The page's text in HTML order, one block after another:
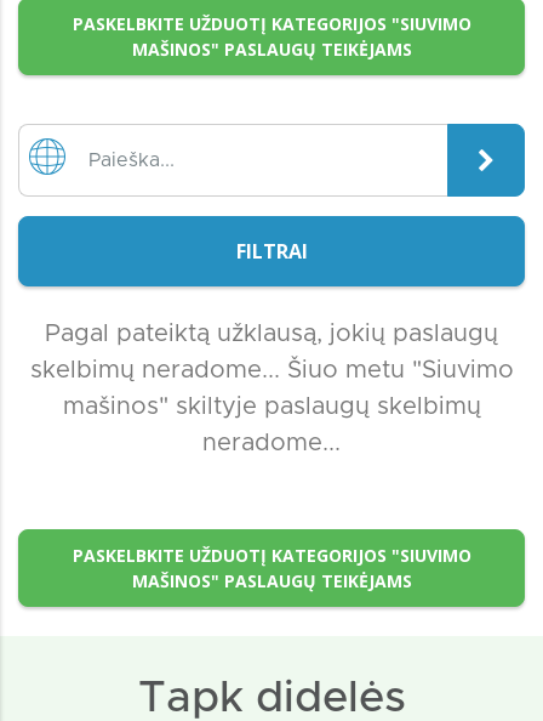
PASKELBKITE UŽDUOTĮ KATEGORIJOS "SIUVIMO
MAŠINOS" PASLAUGŲ TEIKĖJAMS
FILTRAI
Pagal pateiktą užklausą, jokių paslaugų
skelbimų neradome... Šiuo metu "Siuvimo
mašinos" skiltyje paslaugų skelbimų
neradome...
PASKELBKITE UŽDUOTĮ KATEGORIJOS "SIUVIMO
MAŠINOS" PASLAUGŲ TEIKĖJAMS
Tapk didelės